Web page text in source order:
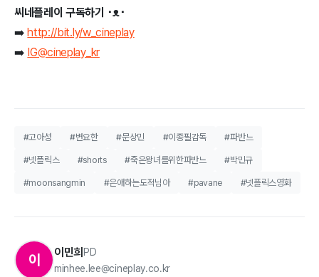
씨네플레이 구독하기 ･ᴥ･
➡️http://bit.ly/w_cineplay
➡️ IG@cineplay_kr
#고아성 #변요한 #문상민 #이종필감독 #파반느
#넷플릭스 #shorts #죽은왕녀를위한파반느 #박민규
#moonsangmin #은애하는도적님아 #pavane #넷플릭스영화
이 이민희PD
minhee.lee@cineplay.co.kr